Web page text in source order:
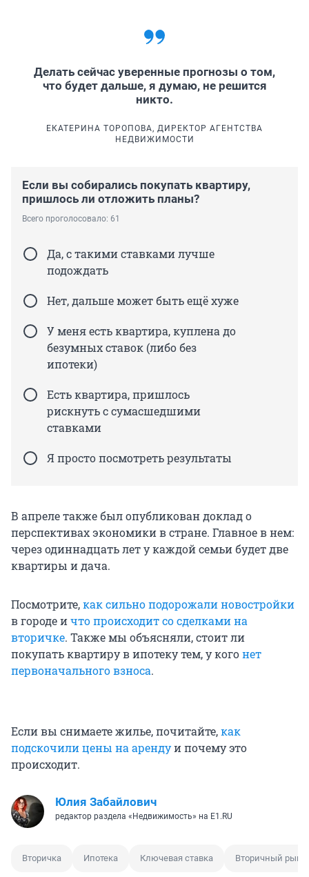
Делать сейчас уверенные прогнозы о том,
что будет дальше, я думаю, не решится
никто.
ЕКАТЕРИНА ТОРОПОВА, ДИРЕКТОР АГЕНТСТВА
НЕДВИЖИМОСТИ
Если вы собирались покупать квартиру,
пришлось ли отложить планы?
Всего проголосовало: 61
Да, с такими ставками лучше
подождать
Нет, дальше может быть ещё хуже
У меня есть квартира, куплена до
безумных ставок (либо без
ипотеки)
Есть квартира, пришлось
рискнуть с сумасшедшими
ставками
Я просто посмотреть результаты
В апреле также был опубликован доклад о
перспективах экономики в стране. Главное в нем:
через одиннадцать лет у каждой семьи будет две
квартиры и дача.
Посмотрите,как сильно подорожали новостройки
в городе ичто происходит со сделками на
вторичке. Также мы объясняли, стоит ли
покупать квартиру в ипотеку тем, у когонет
первоначального взноса.
Если вы снимаете жилье, почитайте,как
подскочили цены на арендуи почему это
происходит.
Юлия Забайлович
редактор раздела «Недвижимость» на E1.RU
Вторичка Ипотека Ключевая ставка Вторичный